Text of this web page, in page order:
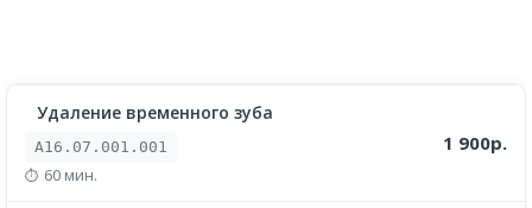
Удаление временного зуба
A16.07.001.001
60 мин.
1 900р.